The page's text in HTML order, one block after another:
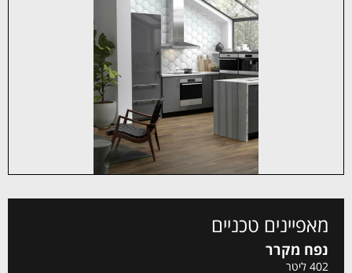
מאפיינים טכניים
נפח מקרר
402 ליטר